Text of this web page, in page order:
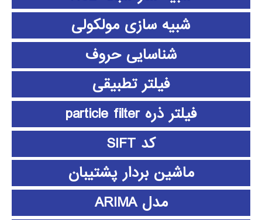
شبیه سازی مولکولی
شناسایی حروف
فیلتر تطبیقی
فیلتر ذره particle filter
کد SIFT
ماشین بردار پشتیبان
مدل ARIMA